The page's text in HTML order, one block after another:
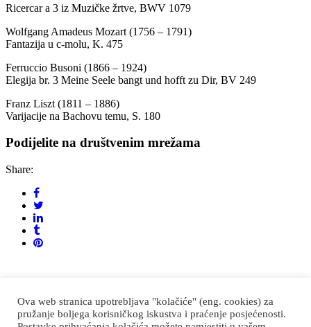
Ricercar a 3 iz Muzičke žrtve, BWV 1079
Wolfgang Amadeus Mozart (1756 – 1791)
Fantazija u c-molu, K. 475
Ferruccio Busoni (1866 – 1924)
Elegija br. 3 Meine Seele bangt und hofft zu Dir, BV 249
Franz Liszt (1811 – 1886)
Varijacije na Bachovu temu, S. 180
Podijelite na društvenim mrežama
Share:
festival
Ova web stranica upotrebljava "kolačiće" (eng. cookies) za
pružanje boljega korisničkog iskustva i praćenje posjećenosti.